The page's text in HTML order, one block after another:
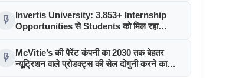
flash_on
Invertis University: 3,853+ Internship
Opportunities से Students को मिल रहा
flash_on
McVitie’s की पैरेंट कंपनी का 2030 तक बेहतर
न्यूट्रिशन वाले प्रोडक्ट्स की सेल दोगुनी करने का